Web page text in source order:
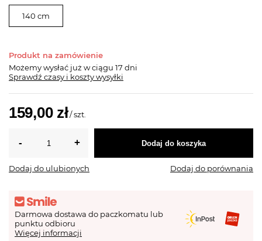
140 cm
Produkt na zamówienie
Możemy wysłać już w ciągu 17 dni
Sprawdź czasy i koszty wysyłki
159,00 zł/szt.
Dodaj do koszyka
Dodaj do ulubionych Dodaj do porównania
Darmowa dostawa do paczkomatu lub
punktu odbioru
Więcej informacji